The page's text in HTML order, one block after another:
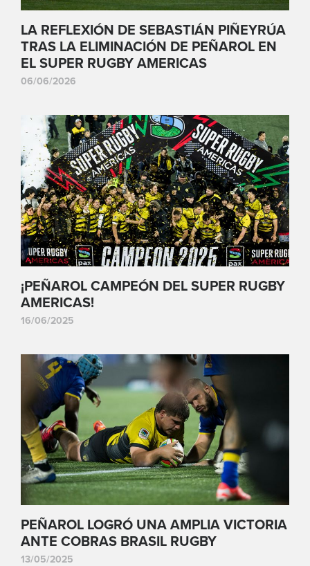
LA REFLEXIÓN DE SEBASTIÁN PIÑEYRÚA
TRAS LA ELIMINACIÓN DE PEÑAROL EN
EL SUPER RUGBY AMERICAS
06/06/2026
¡PEÑAROL CAMPEÓN DEL SUPER RUGBY
AMERICAS!
16/06/2025
PEÑAROL LOGRÓ UNA AMPLIA VICTORIA
ANTE COBRAS BRASIL RUGBY
13/05/2025